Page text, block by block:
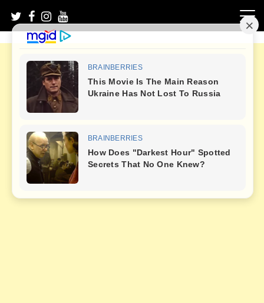
content